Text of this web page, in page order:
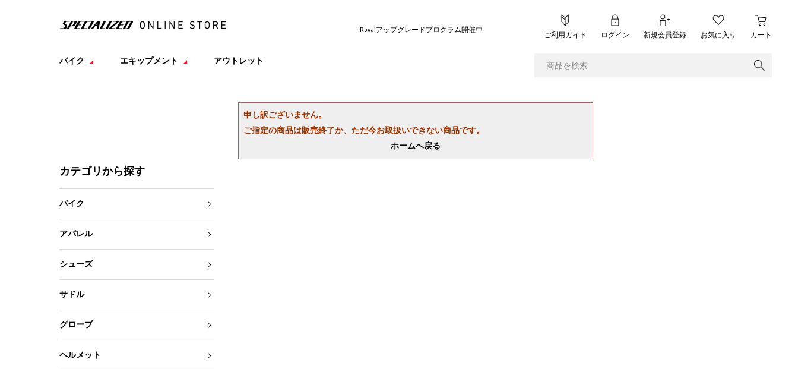
Rovalアップグレードプログラム開催中
ご利用ガイド ログイン 新規会員登録 お気に入り カート
バイク エキップメント アウトレット
申し訳ございません。
ご指定の商品は販売終了か、ただ今お取扱いできない商品です。
ホームへ戻る
カテゴリから探す
バイク
アパレル
シューズ
サドル
グローブ
ヘルメット